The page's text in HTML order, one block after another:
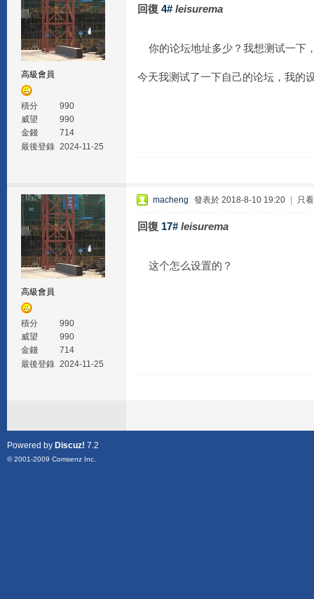
高級會員
積分
990
威望
990
金錢
714
最後登錄 2024-11-25
回復 4# leisurema
你的论坛地址多少？我想测试一下
今天我测试了一下自己的论坛，我的
高級會員
積分
990
威望
990
金錢
714
最後登錄 2024-11-25
macheng 發表於 2018-8-10 19:20 只
回復 17# leisurema
这个怎么设置的？
Powered by Discuz! 7.2
© 2001-2009 Comsenz Inc.